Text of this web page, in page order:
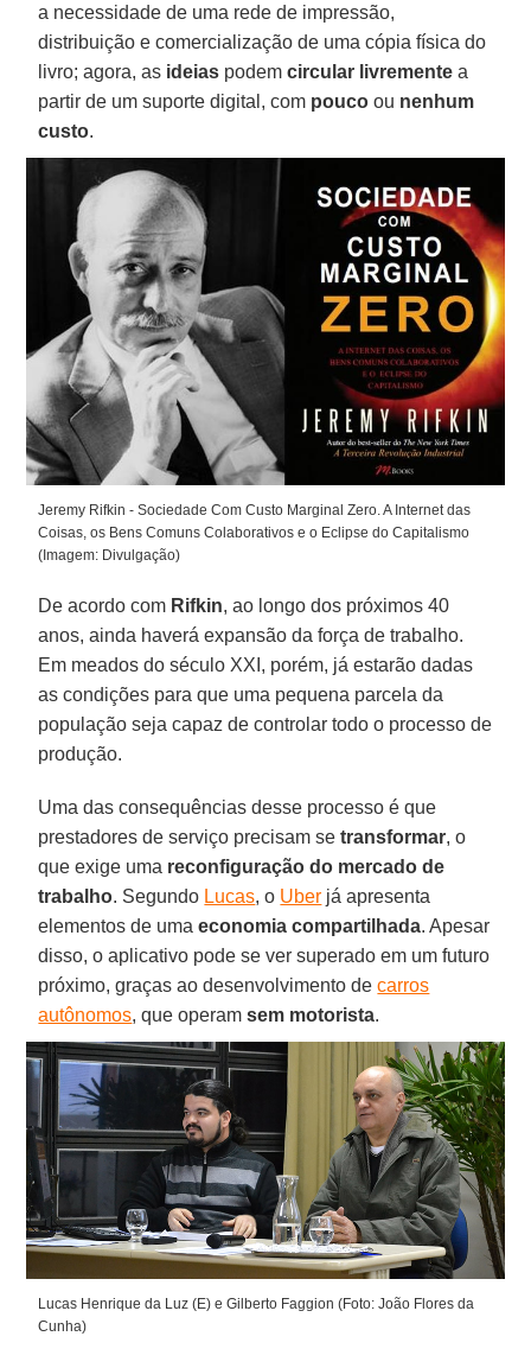
a necessidade de uma rede de impressão,
distribuição e comercialização de uma cópia física do
livro; agora, as ideias podem circular livremente a
partir de um suporte digital, com pouco ou nenhum
custo.
Jeremy Rifkin - Sociedade Com Custo Marginal Zero. A Internet das
Coisas, os Bens Comuns Colaborativos e o Eclipse do Capitalismo
(Imagem: Divulgação)
De acordo com Rifkin, ao longo dos próximos 40
anos, ainda haverá expansão da força de trabalho.
Em meados do século XXI, porém, já estarão dadas
as condições para que uma pequena parcela da
população seja capaz de controlar todo o processo de
produção.
Uma das consequências desse processo é que
prestadores de serviço precisam setransformar, o
que exige uma reconfiguração do mercado de
trabalho. Segundo Lucas, o Uber já apresenta
elementos de umaeconomia compartilhada. Apesar
disso, o aplicativo pode se ver superado em um futuro
próximo, graças ao desenvolvimento decarros
autônomos, que operamsem motorista.
Lucas Henrique da Luz (E) e Gilberto Faggion (Foto: João Flores da
Cunha)